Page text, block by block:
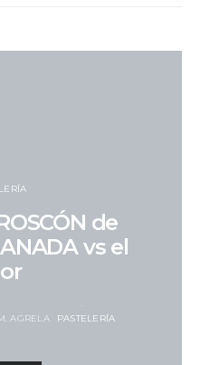
de
vs el
AGRELA PASTELERÍA